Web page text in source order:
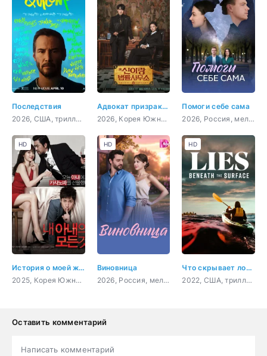
Последствия
2026, США, триллер, комедия, криминал, детектив
Адвокат призраков
2026, Корея Южная, детектив, фэнтези, комедия
Помоги себе сама
2026, Россия, мелодрама
История о моей жене
2025, Корея Южная, мелодрама, комедия
HD
Виновница
2026, Россия, мелодрама
HD
Что скрывает ложь
2022, США, триллер, драма
HD
Оставить комментарий
Написать комментарий